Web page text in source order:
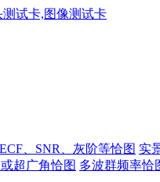
、SNR、灰阶等恰图 实
超广角恰图 多波群频率恰